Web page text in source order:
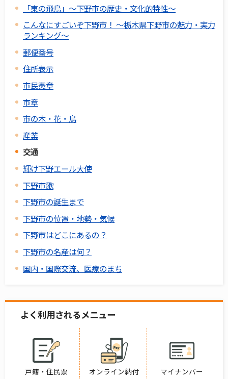
「東の飛鳥」～下野市の歴史・文化的特性～
こんなにすごいぞ下野市！ ～栃木県下野市の魅力・実力
ランキング～
郵便番号
住所表示
市民憲章
市章
市の木・花・鳥
産業
交通
輝け下野エール大使
下野市歌
下野市の誕生まで
下野市の位置・地勢・気候
下野市はどこにあるの？
下野市の名産は何？
国内・国際交流、医療のまち
よく利用されるメニュー
戸籍・住民票 オンライン納付 マイナンバー